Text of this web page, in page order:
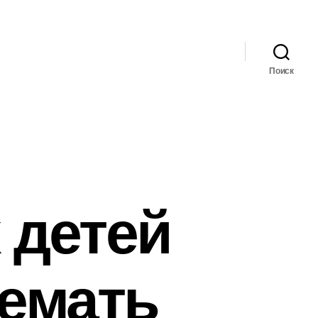
Поиск